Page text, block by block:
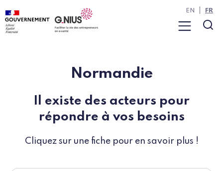
Panneau de gestion des cookies
Aller au contenu
Aller à la navigation
Menu
EN FR
Normandie
Il existe des acteurs pour
répondre à vos besoins
Cliquez sur une fiche pour en savoir plus !